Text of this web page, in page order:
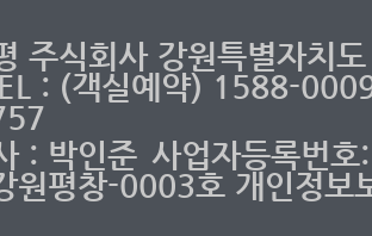
주식회사 강원특별자치
: (객실예약) 1588-
: 박인준 사업자등록번
원평창-0003호 개인정보